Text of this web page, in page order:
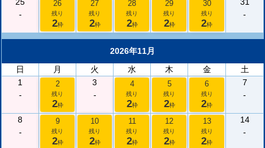
25
-
26
残り
2枠
27
残り
2枠
28
残り
2枠
29
残り
2枠
30
残り
2枠
31
-
2026年11月
日
月 火 水 木 金
土
1
-
2
残り
2枠
3
-
4
残り
2枠
5
残り
2枠
6
残り
2枠
7
-
8
-
9
残り
2枠
10
残り
2枠
11
残り
2枠
12
残り
2枠
13
残り
2枠
14
-